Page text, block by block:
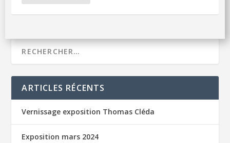
ARTICLES RÉCENTS
Vernissage exposition Thomas Cléda
Exposition mars 2024